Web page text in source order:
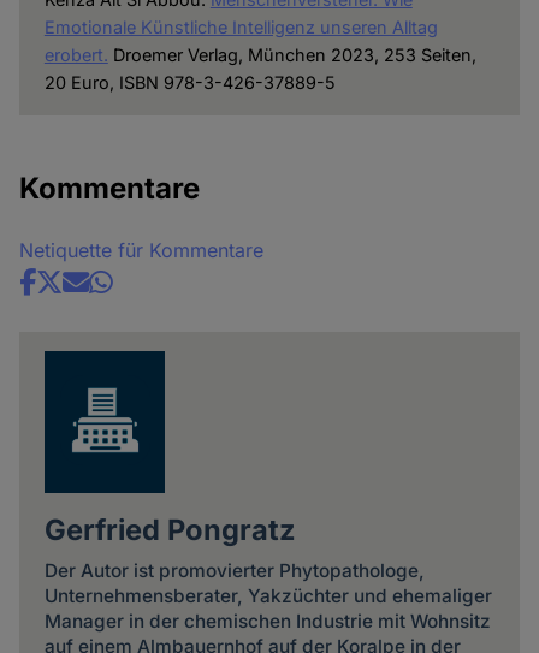
Emotionale Künstliche Intelligenz unseren Alltag
erobert. Droemer Verlag, München 2023, 253 Seiten,
20 Euro, ISBN 978-3-426-37889-5
Kommentare
Netiquette für Kommentare
Share
Gerfried Pongratz
Der Autor ist promovierter Phytopathologe,
Unternehmensberater, Yakzüchter und ehemaliger
Manager in der chemischen Industrie mit Wohnsitz
auf einem Almbauernhof auf der Koralpe in der